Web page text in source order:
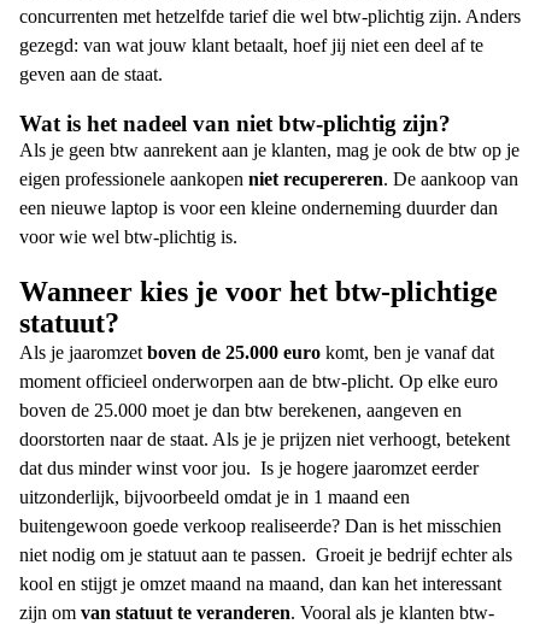
concurrenten met hetzelfde tarief die wel btw-plichtig zijn. Anders
gezegd: van wat jouw klant betaalt, hoef jij niet een deel af te
geven aan de staat.
Wat is het nadeel van niet btw-plichtig zijn?
Als je geen btw aanrekent aan je klanten, mag je ook de btw op je
eigen professionele aankopen niet recupereren. De aankoop van
een nieuwe laptop is voor een kleine onderneming duurder dan
voor wie wel btw-plichtig is.
Wanneer kies je voor het btw-plichtige
statuut?
Als je jaaromzet boven de 25.000 euro komt, ben je vanaf dat
moment officieel onderworpen aan de btw-plicht. Op elke euro
boven de 25.000 moet je dan btw berekenen, aangeven en
doorstorten naar de staat. Als je je prijzen niet verhoogt, betekent
dat dus minder winst voor jou. Is je hogere jaaromzet eerder
uitzonderlijk, bijvoorbeeld omdat je in 1 maand een
buitengewoon goede verkoop realiseerde? Dan is het misschien
niet nodig om je statuut aan te passen. Groeit je bedrijf echter als
kool en stijgt je omzet maand na maand, dan kan het interessant
zijn om van statuut te veranderen. Vooral als je klanten btw-